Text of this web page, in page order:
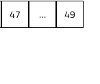
47 …
49